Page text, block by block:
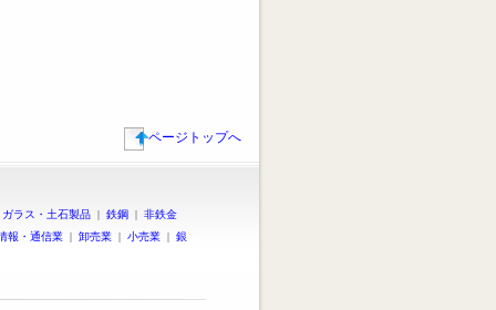
ページトップへ
ガラス・土石製品 | 鉄鋼 | 非鉄金
報・通信業 | 卸売業 | 小売業 | 銀